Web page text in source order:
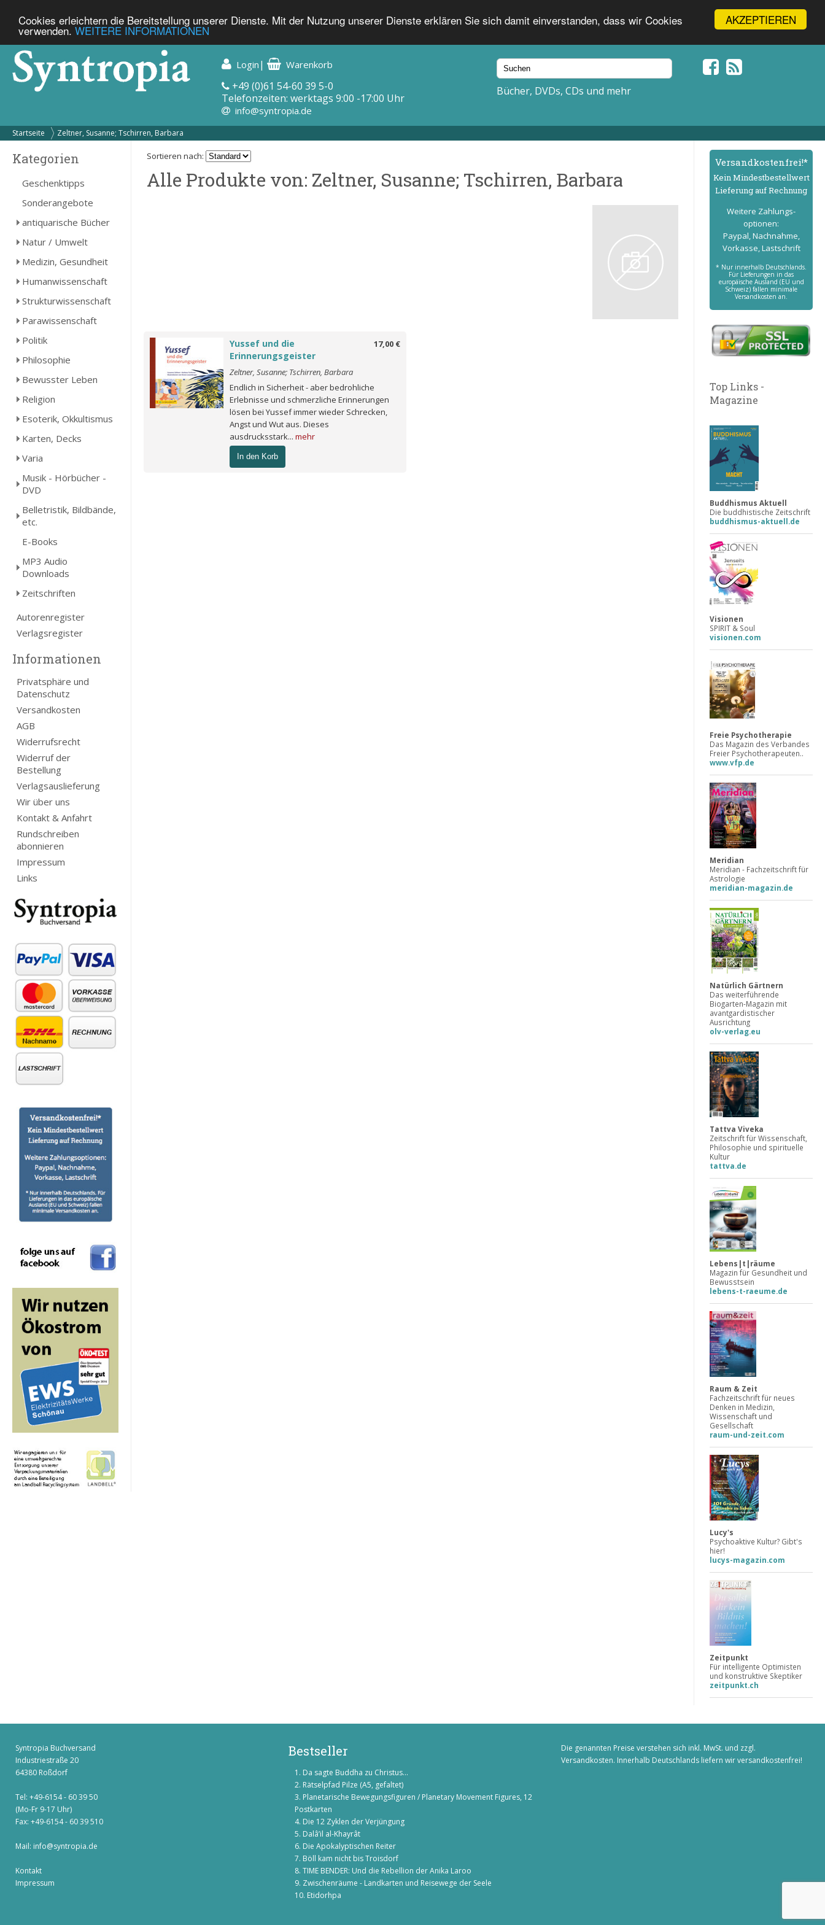
AKZEPTIEREN
Cookies erleichtern die Bereitstellung unserer Dienste. Mit der Nutzung unserer Dienste erklären Sie sich damit einverstanden, dass wir Cookies
verwenden. WEITERE INFORMATIONEN
Login | Warenkorb
+49 (0)61 54-60 39 5-0
Telefonzeiten: werktags 9:00 -17:00 Uhr
info@syntropia.de
Bücher, DVDs, CDs und mehr
Startseite Zeltner, Susanne; Tschirren, Barbara
Kategorien
Geschenktipps
Sonderangebote
antiquarische Bücher
Natur / Umwelt
Medizin, Gesundheit
Humanwissenschaft
Strukturwissenschaft
Parawissenschaft
Politik
Philosophie
Bewusster Leben
Religion
Esoterik, Okkultismus
Karten, Decks
Varia
Musik - Hörbücher -
DVD
Belletristik, Bildbände,
etc.
E-Books
MP3 Audio
Downloads
Zeitschriften
Autorenregister
Verlagsregister
Informationen
Privatsphäre und
Datenschutz
Versandkosten
AGB
Widerrufsrecht
Widerruf der
Bestellung
Verlagsauslieferung
Wir über uns
Kontakt & Anfahrt
Rundschreiben
abonnieren
Impressum
Links
Sortieren nach:
Alle Produkte von: Zeltner, Susanne; Tschirren, Barbara
17,00 €
Yussef und die
Erinnerungsgeister
Zeltner, Susanne; Tschirren, Barbara
Endlich in Sicherheit - aber bedrohliche
Erlebnisse und schmerzliche Erinnerungen
lösen bei Yussef immer wieder Schrecken,
Angst und Wut aus. Dieses
ausdrucksstark... mehr
In den Korb
Versand­kostenfrei!*
Kein Mindest­bestell­wert
Lieferung auf Rechnung
Weitere Zahlungs­
optionen:
Paypal, Nachnahme,
Vorkasse, Lastschrift
* Nur innerhalb Deutschlands.
Für Lieferungen in das
europäische Ausland (EU und
Schweiz) fallen minimale
Versandkosten an.
Top Links -
Magazine
Buddhismus Aktuell
Die buddhistische Zeitschrift
buddhismus-aktuell.de
Visionen
SPIRIT & Soul
visionen.com
Freie Psychotherapie
Das Magazin des Verbandes
Freier Psychotherapeuten..
www.vfp.de
Meridian
Meridian - Fachzeitschrift für
Astrologie
meridian-magazin.de
Natürlich Gärtnern
Das weiterführende
Biogarten-Magazin mit
avantgardistischer
Ausrichtung
olv-verlag.eu
Tattva Viveka
Zeitschrift für Wissenschaft,
Philosophie und spirituelle
Kultur
tattva.de
Lebens|t|räume
Magazin für Gesundheit und
Bewusstsein
lebens-t-raeume.de
Raum & Zeit
Fachzeitschrift für neues
Denken in Medizin,
Wissenschaft und
Gesellschaft
raum-und-zeit.com
Lucy's
Psychoaktive Kultur? Gibt's
hier!
lucys-magazin.com
Zeitpunkt
Für intelligente Optimisten
und konstruktive Skeptiker
zeitpunkt.ch
Syntropia Buchversand
Industriestraße 20
64380 Roßdorf
Tel: +49-6154 - 60 39 50
(Mo-Fr 9-17 Uhr)
Fax: +49-6154 - 60 39 510
Mail: info@syntropia.de
Kontakt
Impressum
Bestseller
Da sagte Buddha zu Christus...
Rätselpfad Pilze (A5, gefaltet)
Planetarische Bewegungsfiguren / Planetary Movement Figures, 12
Postkarten
Die 12 Zyklen der Verjüngung
Dalâ’il al-Khayrât
Die Apokalyptischen Reiter
Böll kam nicht bis Troisdorf
TIME BENDER: Und die Rebellion der Anika Laroo
Zwischenräume - Landkarten und Reisewege der Seele
Etidorhpa
Die genannten Preise verstehen sich inkl. MwSt. und zzgl.
Versandkosten. Innerhalb Deutschlands liefern wir versandkostenfrei!